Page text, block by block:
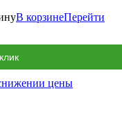
В корзинеПерейти
цены